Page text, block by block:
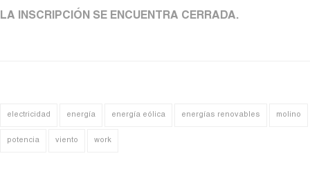
LA INSCRIPCIÓN SE ENCUENTRA CERRADA.
electricidad energía energía eólica energías renovables molino
potencia viento work